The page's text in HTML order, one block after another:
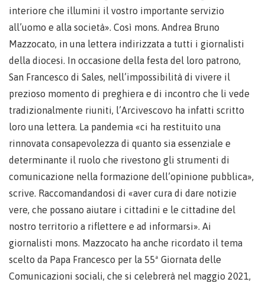
interiore che illumini il vostro importante servizio
all’uomo e alla società». Così mons. Andrea Bruno
Mazzocato, in una lettera indirizzata a tutti i giornalisti
della diocesi. In occasione della festa del loro patrono,
San Francesco di Sales, nell’impossibilità di vivere il
prezioso momento di preghiera e di incontro che li vede
tradizionalmente riuniti, l’Arcivescovo ha infatti scritto
loro una lettera. La pandemia «ci ha restituito una
rinnovata consapevolezza di quanto sia essenziale e
determinante il ruolo che rivestono gli strumenti di
comunicazione nella formazione dell’opinione pubblica»,
scrive. Raccomandandosi di «aver cura di dare notizie
vere, che possano aiutare i cittadini e le cittadine del
nostro territorio a riflettere e ad informarsi». Ai
giornalisti mons. Mazzocato ha anche ricordato il tema
scelto da Papa Francesco per la 55ª Giornata delle
Comunicazioni sociali, che si celebrerà nel maggio 2021,